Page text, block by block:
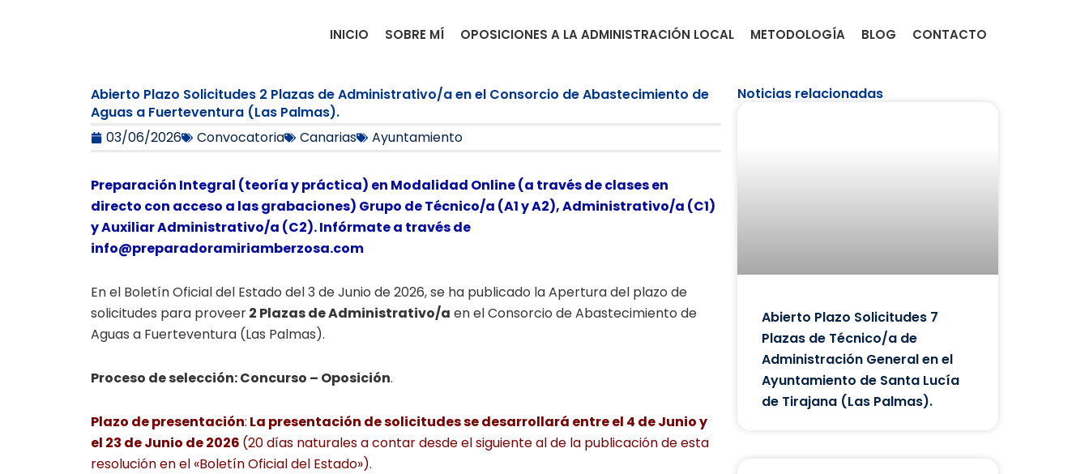
INICIO SOBRE MÍ OPOSICIONES A LA ADMINISTRACIÓN LOCAL METODOLOGÍA BLOG CONTACTO
Abierto Plazo Solicitudes 2 Plazas de Administrativo/a en el Consorcio de Abastecimiento de
Aguas a Fuerteventura (Las Palmas).
03/06/2026
Convocatoria Canarias Ayuntamiento
Preparación Integral (teoría y práctica) en Modalidad Online (a través de clases en
directo con acceso a las grabaciones) Grupo de Técnico/a (A1 y A2), Administrativo/a (C1)
y Auxiliar Administrativo/a (C2). Infórmate a través de
info@preparadoramiriamberzosa.com
En el Boletín Oficial del Estado del 3 de Junio de 2026, se ha publicado la Apertura del plazo de
solicitudes para proveer2 Plazas de Administrativo/a en el Consorcio de Abastecimiento de
Aguas a Fuerteventura (Las Palmas).
Proceso de selección: Concurso – Oposición.
Plazo de presentación: La presentación de solicitudes se desarrollará entre el 4 de Junio y
el 23 de Junio de 2026 (20 días naturales a contar desde el siguiente al de la publicación de esta
resolución en el «Boletín Oficial del Estado»).
Noticias relacionadas
Abierto Plazo Solicitudes 7
Plazas de Técnico/a de
Administración General en el
Ayuntamiento de Santa Lucía
de Tirajana (Las Palmas).